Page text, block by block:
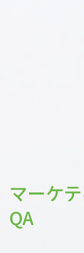
マーケ
QA